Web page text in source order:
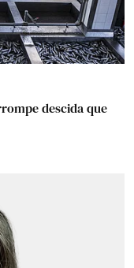
descida que